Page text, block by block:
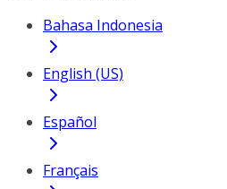
Bahasa Indonesia
English (US)
Español
Français